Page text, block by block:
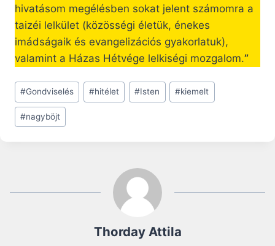
hivatásom megélésben sokat jelent számomra a
taizéi lelkület (közösségi életük, énekes
imádságaik és evangelizációs gyakorlatuk),
valamint a Házas Hétvége lelkiségi mozgalom.”
Post
Tags:
#Gondviselés #hitélet #Isten #kiemelt
#nagyböjt
Thorday Attila